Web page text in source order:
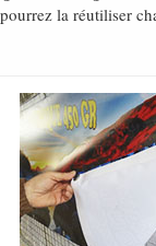
la réutiliser